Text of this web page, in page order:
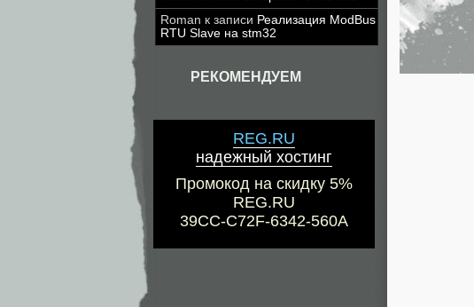
Roman к записи Реализация ModBus
RTU Slave на stm32
РЕКОМЕНДУЕМ
REG.RU
надежный хостинг
Промокод на скидку 5%
REG.RU
39CC-C72F-6342-560A